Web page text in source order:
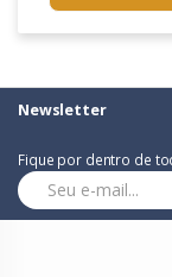
Newsletter
Fique por dentro de